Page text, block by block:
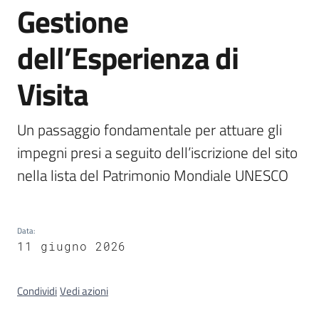
Gestione
dell’Esperienza di
Visita
Un passaggio fondamentale per attuare gli
impegni presi a seguito dell’iscrizione del sito
nella lista del Patrimonio Mondiale UNESCO
Data:
11 giugno 2026
CondividiVedi azioni